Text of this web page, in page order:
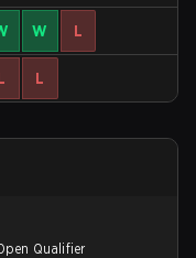
W L
L
Qualifier